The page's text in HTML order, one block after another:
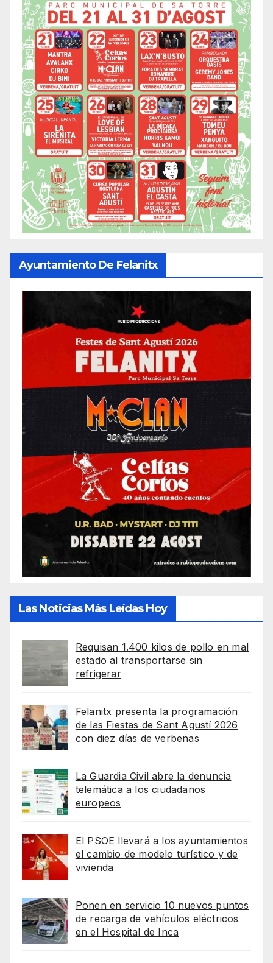
Ayuntamiento De Felanitx
Las Noticias Más Leídas Hoy
Requisan 1.400 kilos de pollo en mal
estado al transportarse sin
refrigerar
Felanitx presenta la programación
de las Fiestas de Sant Agustí 2026
con diez días de verbenas
La Guardia Civil abre la denuncia
telemática a los ciudadanos
europeos
El PSOE llevará a los ayuntamientos
el cambio de modelo turístico y de
vivienda
Ponen en servicio 10 nuevos puntos
de recarga de vehículos eléctricos
en el Hospital de Inca